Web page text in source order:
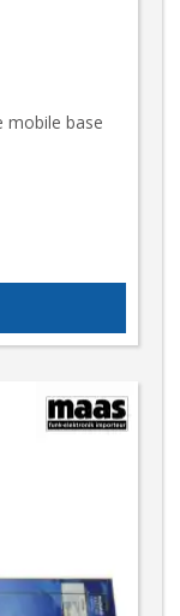
mobile base